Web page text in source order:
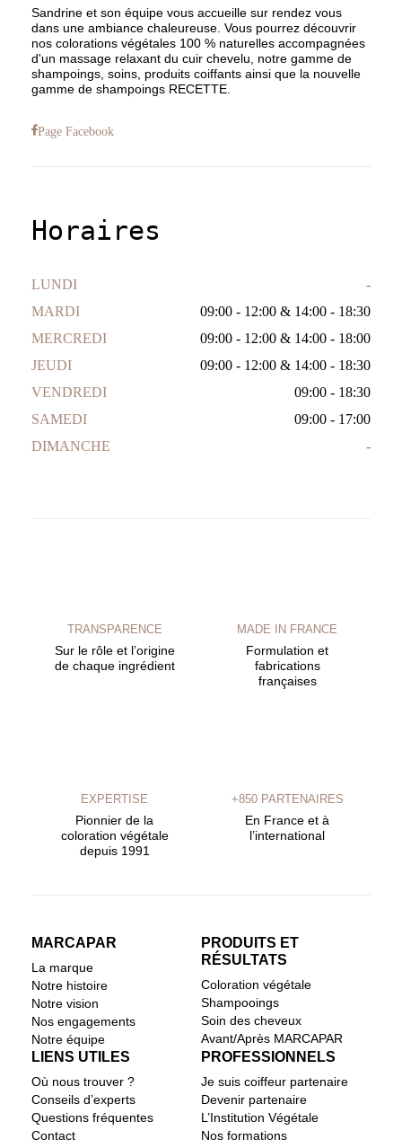
Sandrine et son équipe vous accueille sur rendez vous
dans une ambiance chaleureuse. Vous pourrez découvrir
nos colorations végétales 100 % naturelles accompagnées
d'un massage relaxant du cuir chevelu, notre gamme de
shampoings, soins, produits coiffants ainsi que la nouvelle
gamme de shampoings RECETTE.
Page Facebook
Horaires
LUNDI
-
MARDI
09:00 - 12:00 & 14:00 - 18:30
MERCREDI
09:00 - 12:00 & 14:00 - 18:00
JEUDI
09:00 - 12:00 & 14:00 - 18:30
VENDREDI
09:00 - 18:30
SAMEDI
09:00 - 17:00
DIMANCHE
-
TRANSPARENCE
Sur le rôle et l’origine
de chaque ingrédient
MADE IN FRANCE
Formulation et
fabrications
françaises
EXPERTISE
Pionnier de la
coloration végétale
depuis 1991
+850 PARTENAIRES
En France et à
l’international
MARCAPAR
La marque
Notre histoire
Notre vision
Nos engagements
Notre équipe
PRODUITS ET
RÉSULTATS
Coloration végétale
Shampooings
Soin des cheveux
Avant/Après MARCAPAR
LIENS UTILES
Où nous trouver ?
Conseils d’experts
Questions fréquentes
Contact
PROFESSIONNELS
Je suis coiffeur partenaire
Devenir partenaire
L’Institution Végétale
Nos formations